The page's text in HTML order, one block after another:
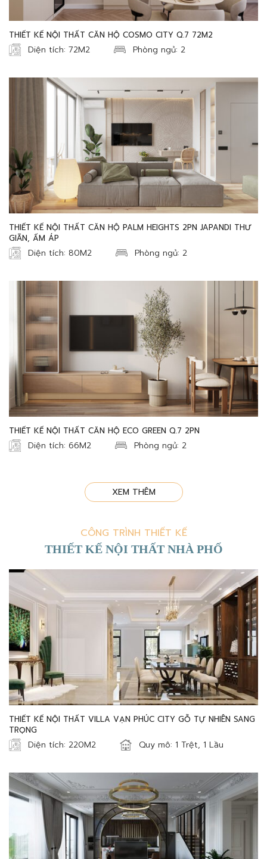
THIẾT KẾ NỘI THẤT CĂN HỘ COSMO CITY Q.7 72M2
Diện tích: 72M2 Phòng ngủ: 2
THIẾT KẾ NỘI THẤT CĂN HỘ PALM HEIGHTS 2PN JAPANDI THƯ
GIÃN, ẤM ÁP
Diện tích: 80M2 Phòng ngủ: 2
THIẾT KẾ NỘI THẤT CĂN HỘ ECO GREEN Q.7 2PN
Diện tích: 66M2 Phòng ngủ: 2
XEM THÊM
CÔNG TRÌNH THIẾT KẾ
THIẾT KẾ NỘI THẤT NHÀ PHỐ
THIẾT KẾ NỘI THẤT VILLA VẠN PHÚC CITY GỖ TỰ NHIÊN SANG
TRỌNG
Diện tích: 220M2 Quy mô: 1 Trệt, 1 Lầu